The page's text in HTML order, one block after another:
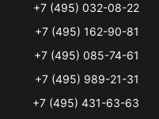
+7 (495) 032-08-22
+7 (495) 162-90-81
+7 (495) 085-74-61
+7 (495) 989-21-31
+7 (495) 431-63-63